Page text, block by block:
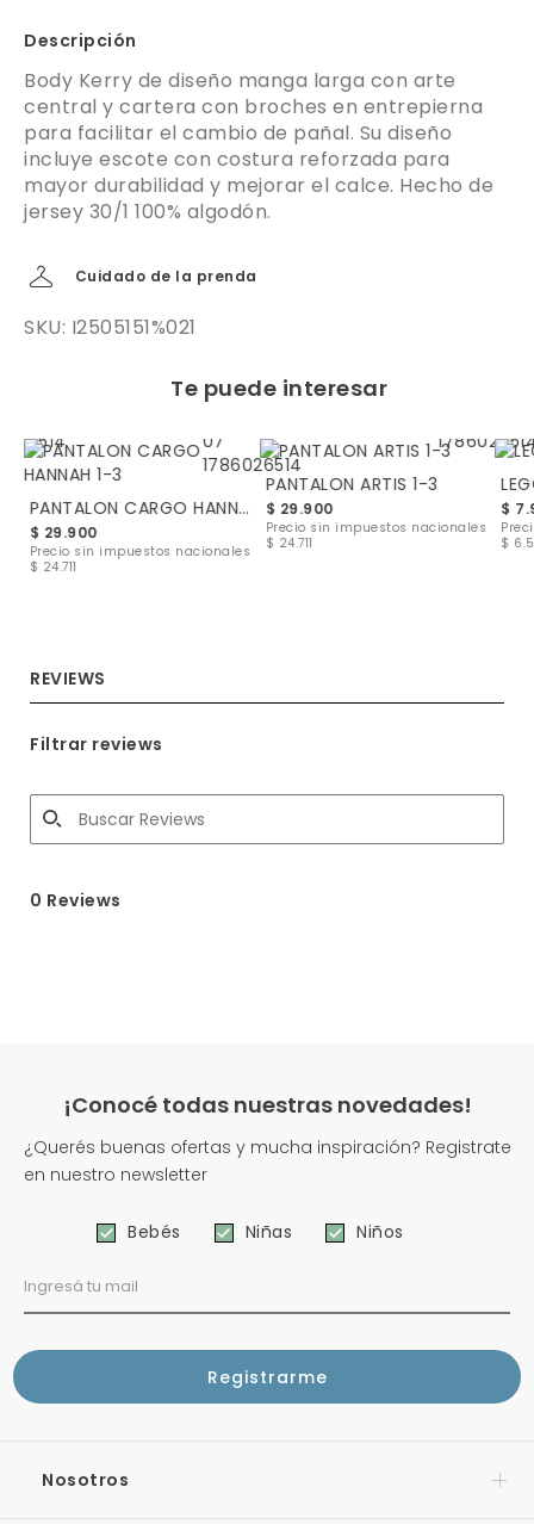
Descripción
Body Kerry de diseño manga larga con arte
central y cartera con broches en entrepierna
para facilitar el cambio de pañal. Su diseño
incluye escote con costura reforzada para
mayor durabilidad y mejorar el calce. Hecho de
jersey 30/1 100% algodón.
Cuidado de la prenda
SKU: I2505151%021
Te puede interesar
PANTALON CARGO HANNAH 1-3
$ 29.900
Precio sin impuestos nacionales
$ 24.711
PANTALON ARTIS 1-3
$ 29.900
Precio sin impuestos nacionales
$ 24.711
$
$
REVIEWS
Filtrar reviews
0 Reviews
¡Conocé todas nuestras novedades!
¿Querés buenas ofertas y mucha inspiración? Registrate
en nuestro newsletter
Bebés Niñas Niños
Nosotros